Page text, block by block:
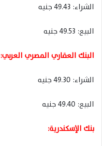
الشراء: 49.43 جنيه
البيع: 49.53 جنيه
البنك العقاري المصري العربي:
الشراء: 49.30 جنيه
البيع: 49.40 جنيه
بنك الإسكندرية: